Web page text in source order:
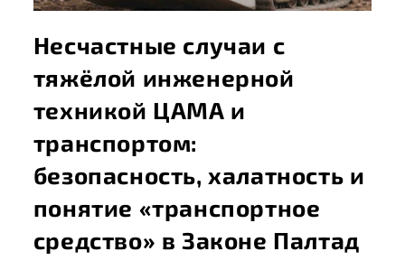
Несчастные случаи с
тяжёлой инженерной
техникой ЦАМА и
транспортом:
безопасность, халатность и
понятие «транспортное
средство» в Законе Палтад